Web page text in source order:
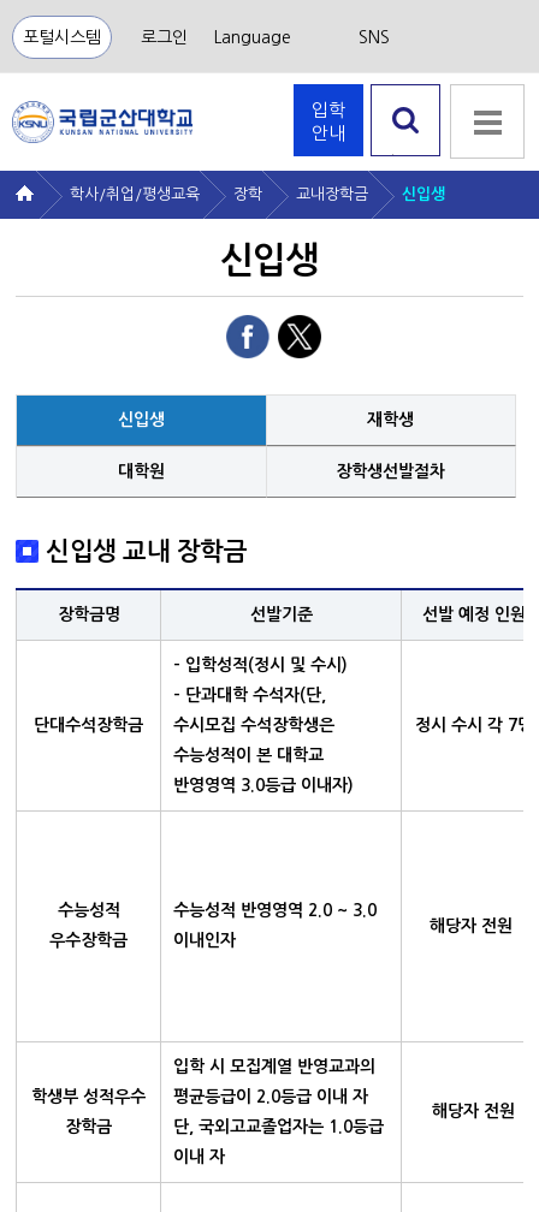
포털시스템 로그인 Language SNS
입학
안내
학사/취업/평생교육 장학 교내장학금 신입생
신입생
신입생 재학생
대학원 장학생선발절차
신입생 교내 장학금
장학금명 선발기준 선발 예정 인원
단대수석장학금
- 입학성적(정시 및 수시)
- 단과대학 수석자(단,
수시모집 수석장학생은
수능성적이 본 대학교
반영영역 3.0등급 이내자)
정시 수시 각 7명
수능성적
우수장학금
수능성적 반영영역 2.0 ~ 3.0
이내인자
해당자 전원
학생부 성적우수
장학금
입학 시 모집계열 반영교과의
평균등급이 2.0등급 이내 자
단, 국외고교졸업자는 1.0등급
이내 자
해당자 전원